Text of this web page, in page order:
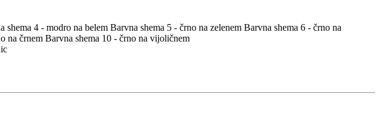
shema 4 - modro na belem Barvna shema 5 - črno na zelenem Barvna shema 6 - črno na
na črnem Barvna shema 10 - črno na vijoličnem